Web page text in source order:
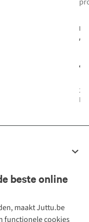
2
beste online
maakt Juttu.be
functionele cookies